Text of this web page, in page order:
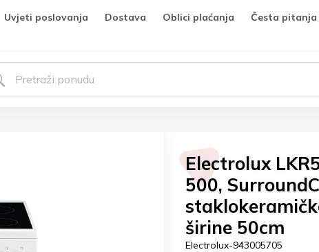
Uvjeti poslovanja Dostava Oblici plaćanja
Česta pitanja
Electrolux
500,
širine 50cm
Electrolux-943005705